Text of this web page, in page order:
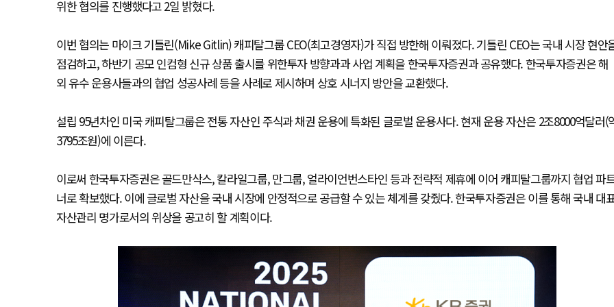
위한 협의를 진행했다고 2일 밝혔다.
이번 협의는 마이크 기틀린(Mike Gitlin) 캐피탈그룹 CEO(최고경영자)가 직접 방한해 이뤄졌다. 기틀린 CEO는 국내 시장 현안
점검하고, 하반기 공모 인컴형 신규 상품 출시를 위한투자 방향과과 사업 계획을 한국투자증권과 공유했다. 한국투자증권은 해
외 유수 운용사들과의 협업 성공사례 등을 사례로 제시하며 상호 시너지 방안을 교환했다.
설립 95년차인 미국 캐피탈그룹은 전통 자산인 주식과 채권 운용에 특화된 글로벌 운용사다. 현재 운용 자산은 2조8000억달러(
3795조원)에 이른다.
이로써 한국투자증권은 골드만삭스, 칼라일그룹, 만그룹, 얼라이언번스타인 등과 전략적 제휴에 이어 캐피탈그룹까지 협업 파
너로 확보했다. 이에 글로벌 자산을 국내 시장에 안정적으로 공급할 수 있는 체계를 갖줬다. 한국투자증권은 이를 통해 국내 대
자산관리 명가로서의 위상을 공고히 할 계획이다.